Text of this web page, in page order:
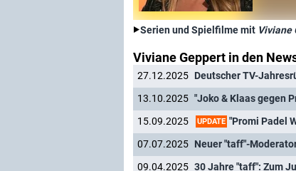
Serien und Spielfilme mit Viviane
Viviane Geppert in den
27.12.2025
13.10.2025 "Joko & Klaas gegen
15.09.2025
UPDATE "Promi Padel
07.07.2025 Neuer "taff"-
09.04.2025 30 Jahre "taff": Zum